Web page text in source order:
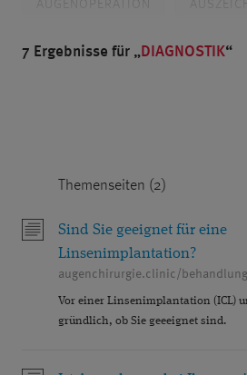
AUGENOPERATION
BLENDED VISION
DR. KLABE DÜSSELDORF
FEMTOSEKUNDENLASER
GERSTENKORN GLASKÖRPER
GLASKÖRPERTRÜBUNGEN
7 Ergebnisse für DIAGNOSTIK
Themenseiten (2)
Sind Sie geeignet für eine
Linsenimplantation?
Vor einer Linsenimplantation (ICL)
gründlich, ob Sie geeeignet sind.